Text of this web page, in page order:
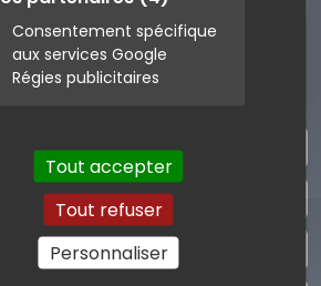
Consentement spécifique
aux services Google
Régies publicitaires
Tout accepter
Tout refuser
Personnaliser